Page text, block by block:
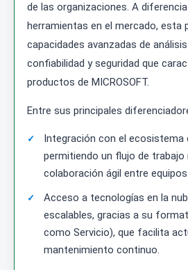
de las organizaciones. A
herramientas en el mercado, esta
capacidades avanzadas de
confiabilidad y seguridad que
productos de MICROSOFT.
Entre sus principales
Integración con el ecosistema
permitiendo un flujo de
colaboración ágil entre equipos.
Acceso a tecnologías en la
escalables, gracias a su
como Servicio), que facilita
mantenimiento continuo.